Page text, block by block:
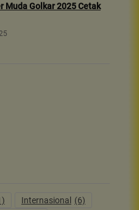
Muda Golkar 2025 Cetak
Internasional (6)